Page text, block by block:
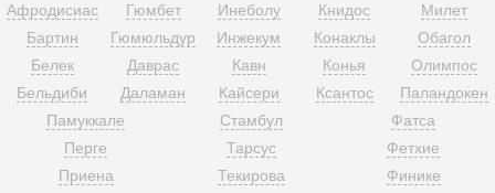
Афродисиас
Бартин
Белек
Бельдиби
Гюмбет
Гюмюльдур
Даврас
Даламан
Инеболу
Инжекум
Кавн
Кайсери
Книдос
Конаклы
Конья
Ксантос
Милет
Обагол
Олимпос
Паландокен
Памуккале
Перге
Приена
Стамбул
Тарсус
Текирова
Фатса
Фетхие
Финике